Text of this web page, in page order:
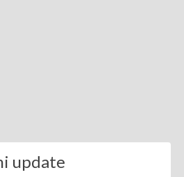
update